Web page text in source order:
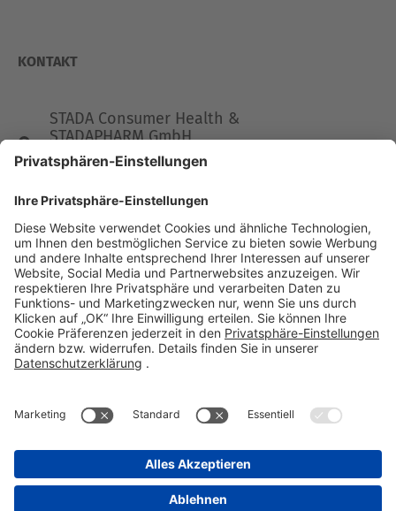
KONTAKT
STADA Consumer Health &
STADAPHARM GmbH
Stadastraße 2-18
61118 Bad Vilbel
Telefon 06101 603-0
Fax 06101 603-259
info@stada.de
Kontakt
Compliance Reporting Portal ⧉
FOLGEN SIE UNS